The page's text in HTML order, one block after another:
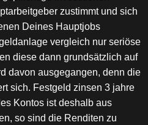
zustimmt und sich
Deines Hauptjobs
vergleich nur seriöse
diese dann grundsätzlich auf
davon ausgegangen, denn die
sich. Festgeld zinsen 3 jahre
Kontos ist deshalb aus
so sind die Renditen zu